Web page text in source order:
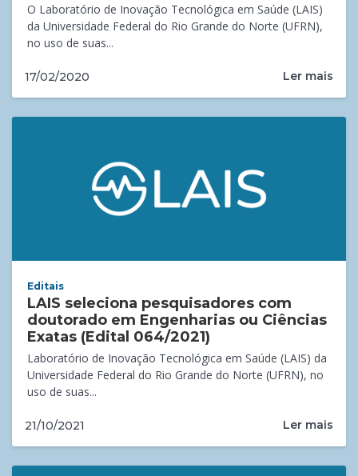
O Laboratório de Inovação Tecnológica em Saúde (LAIS)
da Universidade Federal do Rio Grande do Norte (UFRN),
no uso de suas...
17/02/2020 Ler mais
Editais
LAIS seleciona pesquisadores com
doutorado em Engenharias ou Ciências
Exatas (Edital 064/2021)
Laboratório de Inovação Tecnológica em Saúde (LAIS) da
Universidade Federal do Rio Grande do Norte (UFRN), no
uso de suas...
21/10/2021 Ler mais